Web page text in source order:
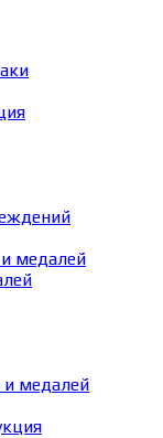
медалей
медалей